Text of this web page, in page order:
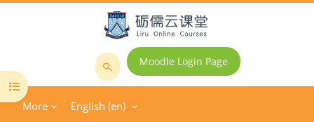
Search
Moodle Login Page
More English ‎(en)‎
Open course index